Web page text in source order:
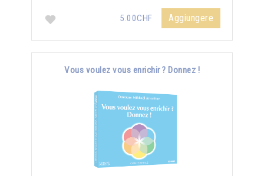
5.00CHF Aggiungere
Vous voulez vous enrichir ? Donnez !